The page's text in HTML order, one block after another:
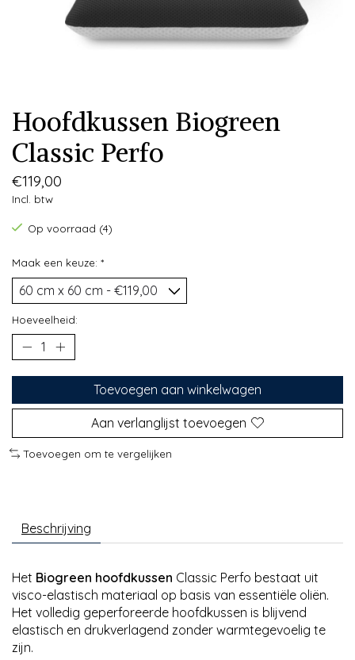
Hoofdkussen Biogreen
Classic Perfo
€119,00
Incl. btw
Op voorraad (4)
Maak een keuze: *
Hoeveelheid:
Toevoegen aan winkelwagen
Aan verlanglijst toevoegen
Toevoegen om te vergelijken
Beschrijving
Het Biogreen hoofdkussen Classic Perfo bestaat uit
visco-elastisch materiaal op basis van essentiële oliën.
Het volledig geperforeerde hoofdkussen is blijvend
elastisch en drukverlagend zonder warmtegevoelig te
zijn.